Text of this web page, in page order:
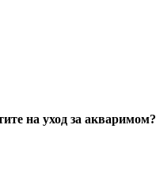
на уход за акваримом?